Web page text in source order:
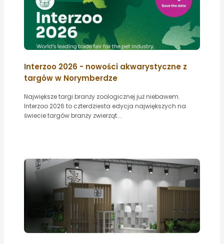
Interzoo 2026 - nowości akwarystyczne z
targów w Norymberdze
Największe targi branży zoologicznej już niebawem.
Interzoo 2026 to czterdziesta edycja największych na
świecie targów branży zwierząt...